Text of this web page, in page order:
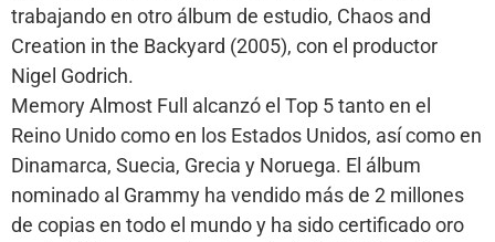
trabajando en otro álbum de estudio, Chaos and
Creation in the Backyard (2005), con el productor
Nigel Godrich.
Memory Almost Full alcanzó el Top 5 tanto en el
Reino Unido como en los Estados Unidos, así como en
Dinamarca, Suecia, Grecia y Noruega. El álbum
nominado al Grammy ha vendido más de 2 millones
de copias en todo el mundo y ha sido certificado oro